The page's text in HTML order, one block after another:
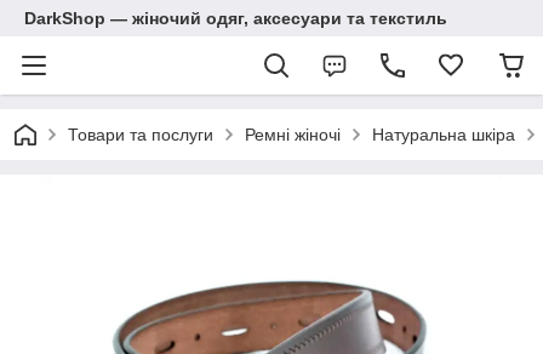
DarkShop — жіночий одяг, аксесуари та текстиль
Товари та послуги Ремні жіночі Натуральна шкіра